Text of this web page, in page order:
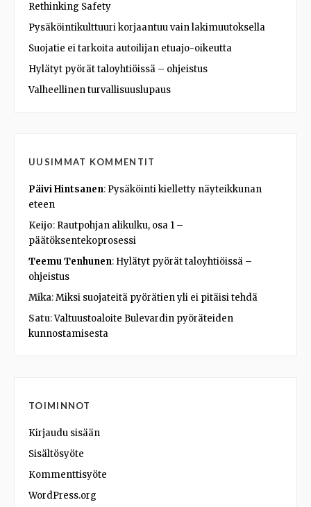
Rethinking Safety
Pysäköintikulttuuri korjaantuu vain lakimuutoksella
Suojatie ei tarkoita autoilijan etuajo-oikeutta
Hylätyt pyörät taloyhtiöissä – ohjeistus
Valheellinen turvallisuuslupaus
UUSIMMAT KOMMENTIT
Päivi Hintsanen: Pysäköinti kielletty näyteikkunan
eteen
Keijo: Rautpohjan alikulku, osa 1 –
päätöksentekoprosessi
Teemu Tenhunen: Hylätyt pyörät taloyhtiöissä –
ohjeistus
Mika:Miksi suojateitä pyörätien yli ei pitäisi tehdä
Satu:Valtuustoaloite Bulevardin pyöräteiden
kunnostamisesta
TOIMINNOT
Kirjaudu sisään
Sisältösyöte
Kommenttisyöte
WordPress.org